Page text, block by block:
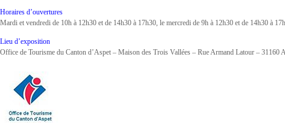
Horaires d’ouvertures
Mardi et vendredi de 10h à 12h30 et de 14h30 à 17h30, le mercredi de 9h à 12h30 et de 14h30 à
Lieu d’exposition
Office de Tourisme du Canton d’Aspet – Maison des Trois Vallées – Rue Armand Latour – 31160